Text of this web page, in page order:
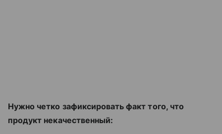
Нужно четко зафиксировать факт того, что
продукт некачественный: